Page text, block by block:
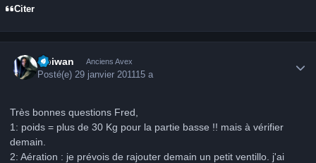
Citer
Obiwan Anciens Avex
Posté(e) 29 janvier 2011 15 a
Très bonnes questions Fred,
1: poids = plus de 30 Kg pour la partie basse !! mais à vérifier
demain.
2: Aération : je prévois de rajouter demain un petit ventillo. j'ai